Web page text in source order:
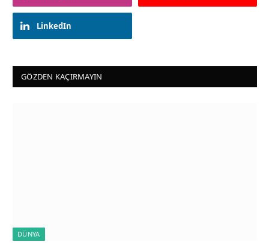
LinkedIn
GÖZDEN KAÇIRMAYIN
DÜNYA